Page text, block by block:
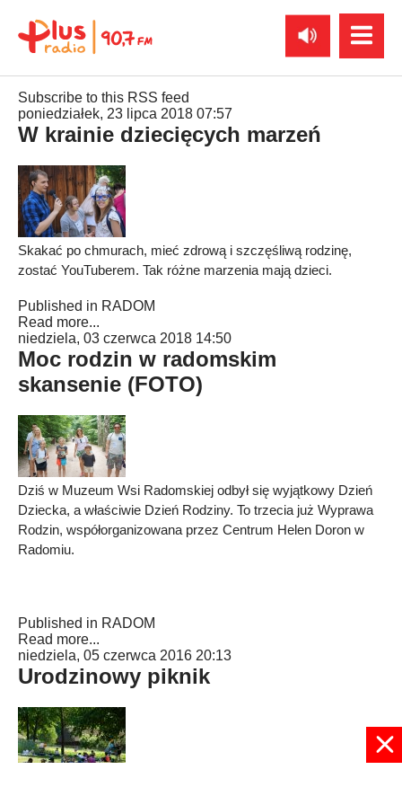
Subscribe to this RSS feed
poniedziałek, 23 lipca 2018 07:57
W krainie dziecięcych marzeń
Skakać po chmurach, mieć zdrową i szczęśliwą rodzinę,
zostać YouTuberem. Tak różne marzenia mają dzieci.
Published in RADOM
Read more...
niedziela, 03 czerwca 2018 14:50
Moc rodzin w radomskim
skansenie (FOTO)
Dziś w Muzeum Wsi Radomskiej odbył się wyjątkowy Dzień
Dziecka, a właściwie Dzień Rodziny. To trzecia już Wyprawa
Rodzin, współorganizowana przez Centrum Helen Doron w
Radomiu.
Published in RADOM
Read more...
niedziela, 05 czerwca 2016 20:13
Urodzinowy piknik